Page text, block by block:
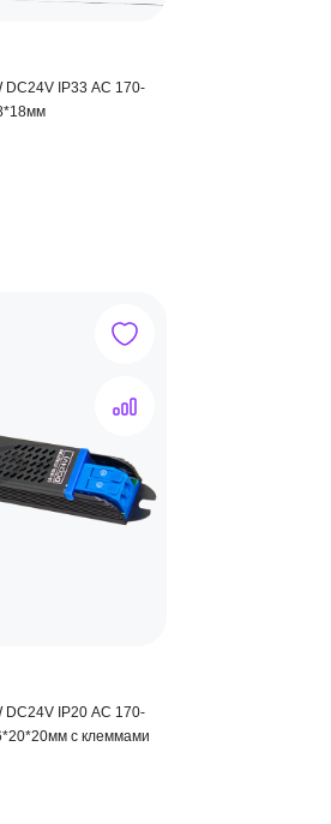
AC 170-
AC 170-
с клеммами